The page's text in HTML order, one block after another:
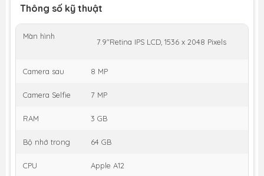
Thông số kỹ thuật
Màn hình
7.9"Retina IPS LCD, 1536 x 2048 Pixels
Camera sau 8 MP
Camera Selfie 7 MP
RAM 3 GB
Bộ nhớ trong 64 GB
CPU Apple A12